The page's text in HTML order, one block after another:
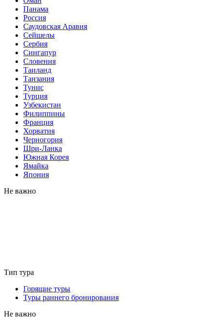
Панама
Россия
Саудовская Аравия
Сейшелы
Сербия
Сингапур
Словения
Таиланд
Танзания
Тунис
Турция
Узбекистан
Филиппины
Франция
Хорватия
Черногория
Шри-Ланка
Южная Корея
Ямайка
Япония
Не важно
Тип тура
Горящие туры
Туры раннего бронирования
Не важно